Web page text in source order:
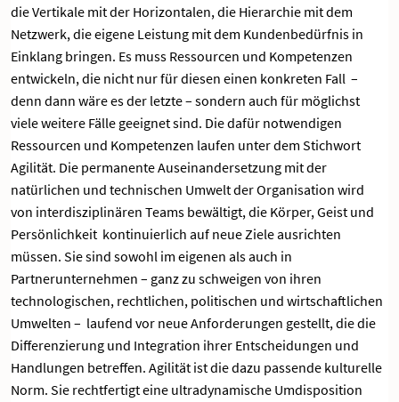
die Vertikale mit der Horizontalen, die Hierarchie mit dem
Netzwerk, die eigene Leistung mit dem Kundenbedürfnis in
Einklang bringen. Es muss Ressourcen und Kompetenzen
entwickeln, die nicht nur für diesen einen konkreten Fall –
denn dann wäre es der letzte – sondern auch für möglichst
viele weitere Fälle geeignet sind. Die dafür notwendigen
Ressourcen und Kompetenzen laufen unter dem Stichwort
Agilität. Die permanente Auseinandersetzung mit der
natürlichen und technischen Umwelt der Organisation wird
von interdisziplinären Teams bewältigt, die Körper, Geist und
Persönlichkeit kontinuierlich auf neue Ziele ausrichten
müssen. Sie sind sowohl im eigenen als auch in
Partnerunternehmen – ganz zu schweigen von ihren
technologischen, rechtlichen, politischen und wirtschaftlichen
Umwelten – laufend vor neue Anforderungen gestellt, die die
Differenzierung und Integration ihrer Entscheidungen und
Handlungen betreffen. Agilität ist die dazu passende kulturelle
Norm. Sie rechtfertigt eine ultradynamische Umdisposition